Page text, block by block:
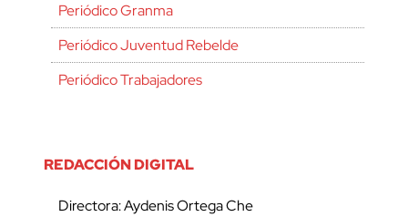
Periódico Granma
Periódico Juventud Rebelde
Periódico Trabajadores
REDACCIÓN DIGITAL
Directora: Aydenis Ortega Che